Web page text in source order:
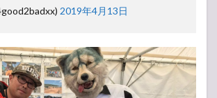
2019年4月13日